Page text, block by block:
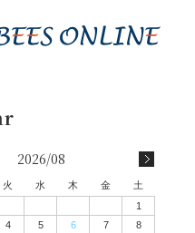
2026/08
火 水 木 金
土
1
4 5 6 7
8